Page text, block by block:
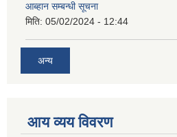
आब्हान सम्बन्धी सूचना
मिति: 05/02/2024 - 12:44
अन्य
आय व्यय विवरण